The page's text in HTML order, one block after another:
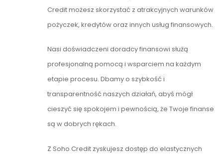
Credit możesz skorzystać z atrakcyjnych warunków
pożyczek, kredytów oraz innych usług finansowych.
Nasi doświadczeni doradcy finansowi służą
profesjonalną pomocą i wsparciem na każdym
etapie procesu. Dbamy o szybkość i
transparentność naszych działań, abyś mógł
cieszyć się spokojem i pewnością, że Twoje finanse
są w dobrych rękach.
Z Soho Credit zyskujesz dostęp do elastycznych